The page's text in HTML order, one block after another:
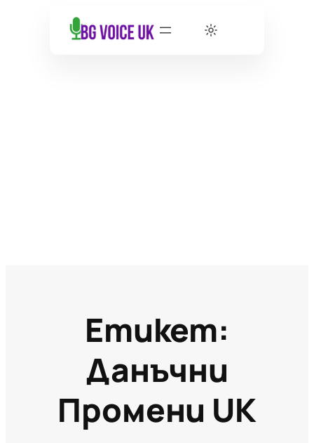
Етикет:
Данъчни
Промени UK